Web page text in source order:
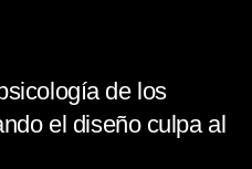
de los
el diseño culpa al